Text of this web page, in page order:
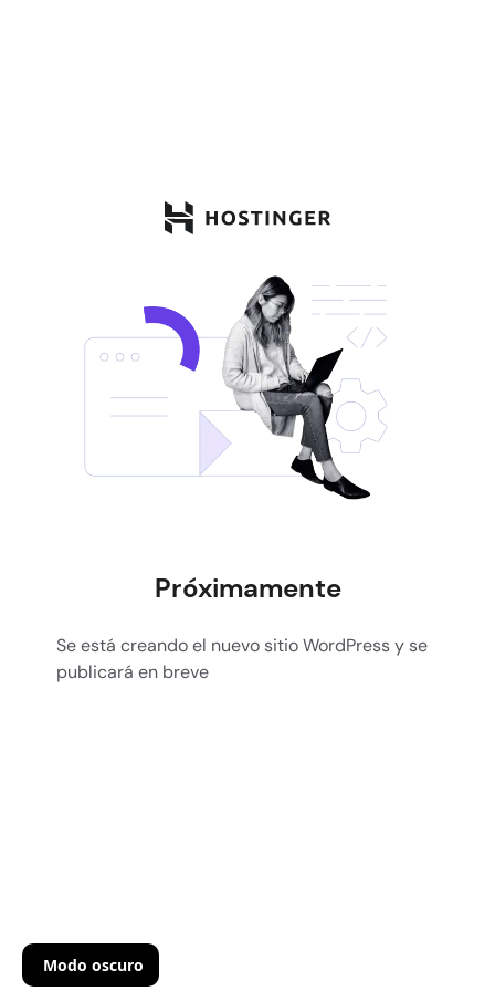
Próximamente
Se está creando el nuevo sitio WordPress y se
publicará en breve
Modo oscuro